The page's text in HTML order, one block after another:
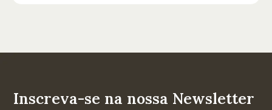
Inscreva-se na nossa Newsletter